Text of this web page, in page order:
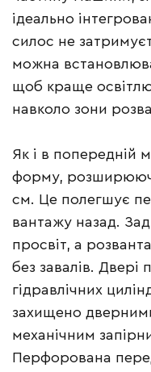
ідеально
силос не
можна
щоб краще
навколо зони
Як і в попередній
форму,
см. Це полегшує
вантажу назад.
просвіт, а
без завалів. Двері
гідравлічних
захищено
механічним
Перфорована